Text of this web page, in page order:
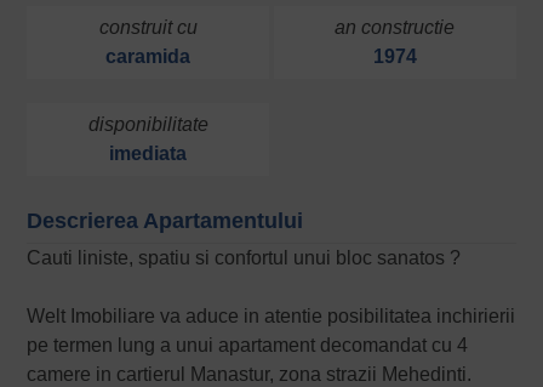
construit cu
caramida
an constructie
1974
disponibilitate
imediata
Descrierea Apartamentului
Cauti liniste, spatiu si confortul unui bloc sanatos ?
Welt Imobiliare va aduce in atentie posibilitatea inchirierii
pe termen lung a unui apartament decomandat cu 4
camere in cartierul Manastur, zona strazii Mehedinti.